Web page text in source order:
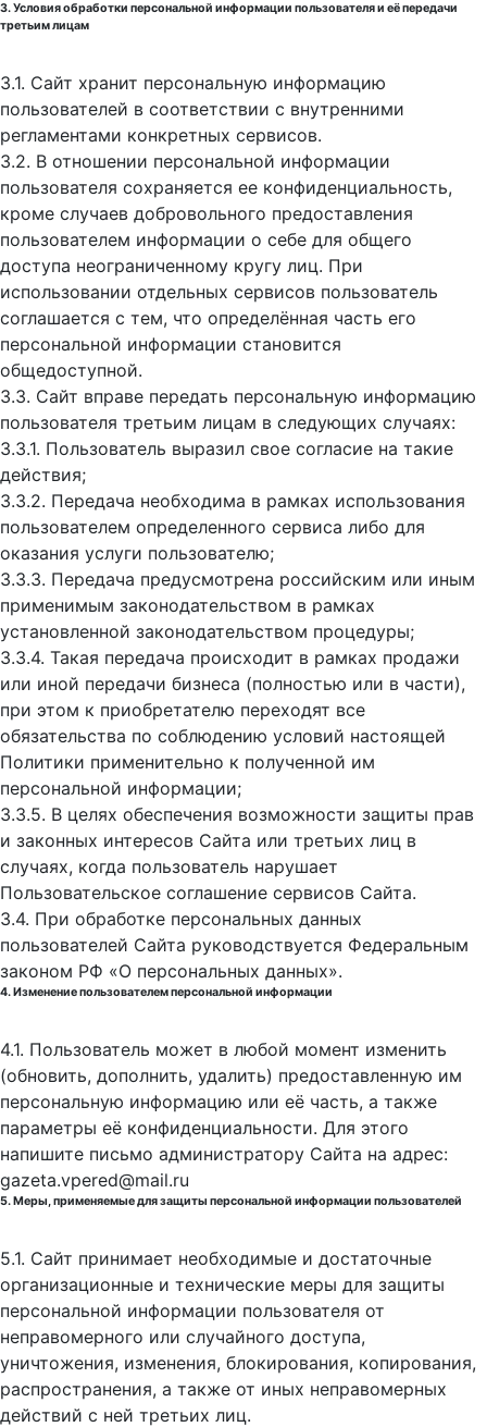
3. Условия обработки персональной информации пользователя и её передачи
третьим лицам
3.1. Сайт хранит персональную информацию
пользователей в соответствии с внутренними
регламентами конкретных сервисов.
3.2. В отношении персональной информации
пользователя сохраняется ее конфиденциальность,
кроме случаев добровольного предоставления
пользователем информации о себе для общего
доступа неограниченному кругу лиц. При
использовании отдельных сервисов пользователь
соглашается с тем, что определённая часть его
персональной информации становится
общедоступной.
3.3. Сайт вправе передать персональную информацию
пользователя третьим лицам в следующих случаях:
3.3.1. Пользователь выразил свое согласие на такие
действия;
3.3.2. Передача необходима в рамках использования
пользователем определенного сервиса либо для
оказания услуги пользователю;
3.3.3. Передача предусмотрена российским или иным
применимым законодательством в рамках
установленной законодательством процедуры;
3.3.4. Такая передача происходит в рамках продажи
или иной передачи бизнеса (полностью или в части),
при этом к приобретателю переходят все
обязательства по соблюдению условий настоящей
Политики применительно к полученной им
персональной информации;
3.3.5. В целях обеспечения возможности защиты прав
и законных интересов Сайта или третьих лиц в
случаях, когда пользователь нарушает
Пользовательское соглашение сервисов Сайта.
3.4. При обработке персональных данных
пользователей Сайта руководствуется Федеральным
законом РФ «О персональных данных».
4. Изменение пользователем персональной информации
4.1. Пользователь может в любой момент изменить
(обновить, дополнить, удалить) предоставленную им
персональную информацию или её часть, а также
параметры её конфиденциальности. Для этого
напишите письмо администратору Сайта на адрес:
gazeta.vpered@mail.ru
5. Меры, применяемые для защиты персональной информации пользователей
5.1. Сайт принимает необходимые и достаточные
организационные и технические меры для защиты
персональной информации пользователя от
неправомерного или случайного доступа,
уничтожения, изменения, блокирования, копирования,
распространения, а также от иных неправомерных
действий с ней третьих лиц.